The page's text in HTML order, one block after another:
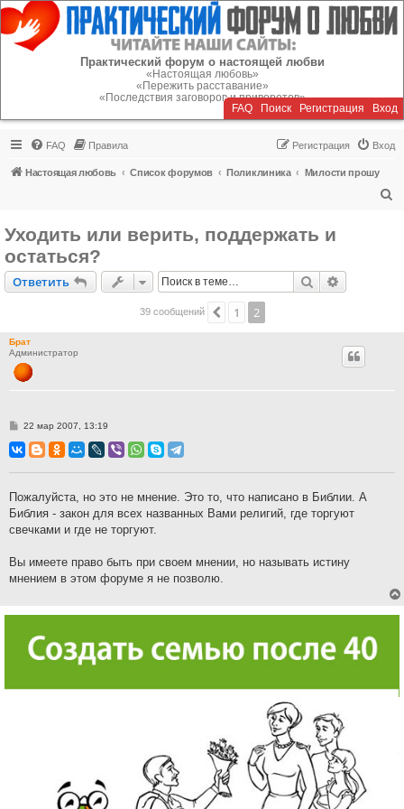
Регистрация
Практический форум о настоящей любви
«Настоящая любовь»
«Пережить расставание»
«Последствия заговоров и приворотов»
FAQ Поиск Регистрация Вход
FAQ Правила Вход
Регистрация
Настоящая любовь Список форумов Поликлиника
Милости прошу
Уходить или верить, поддержать и
остаться?
Ответить
Ответить Поиск
39 сообщений Пред.
1 2
Брат
Администратор
С
о
б
и
е
22 мар 2007, 13:19
Пожалуйста, но это не мнение. Это то, что написано в Библии. А
Библия - закон для всех названных Вами религий, где торгуют
свечками и где не торгуют.
Вы имеете право быть при своем мнении, но называть истину
мнением в этом форуме я не позволю.